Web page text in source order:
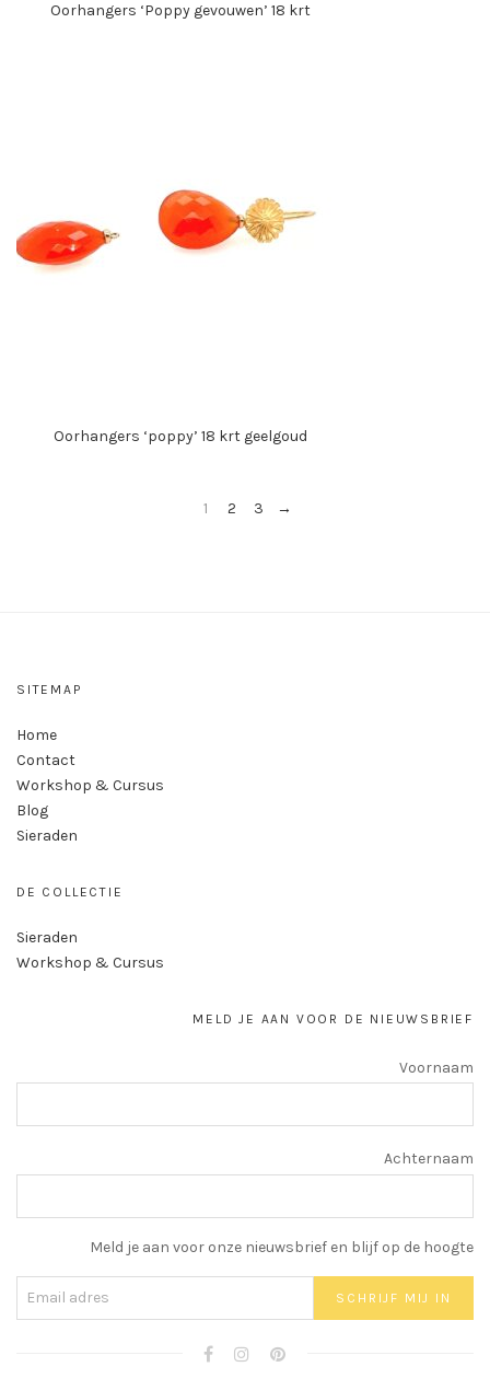
Oorhangers ‘Poppy gevouwen’ 18 krt
Oorhangers ‘poppy’ 18 krt geelgoud
1 2 3 →
SITEMAP
Home
Contact
Workshop & Cursus
Blog
Sieraden
DE COLLECTIE
Sieraden
Workshop & Cursus
MELD JE AAN VOOR DE NIEUWSBRIEF
Voornaam
Achternaam
Meld je aan voor onze nieuwsbrief en blijf op de hoogte